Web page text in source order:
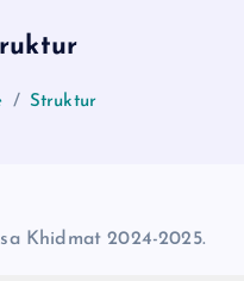
Struktur
Khidmat 2024-2025.